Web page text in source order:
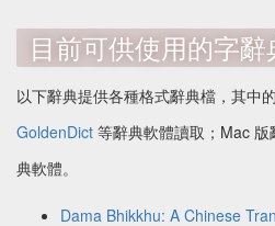
目前可供使用的字辭
以下辭典提供各種格式辭典檔，其中
GoldenDict 等辭典軟體讀取；Mac
典軟體。
Dama Bhikkhu: A Chinese